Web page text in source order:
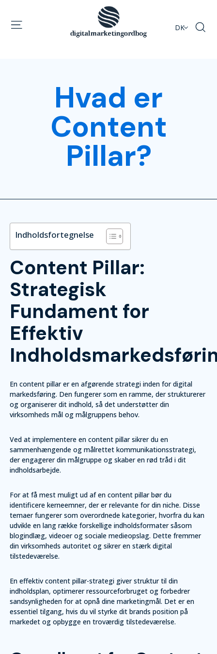
DK
Hvad er
Content
Pillar?
Indholdsfortegnelse
Content Pillar:
Strategisk
Fundament for
Effektiv
En content pillar er en afgørende strategi inden for digital
markedsføring. Den fungerer som en ramme, der strukturerer
og organiserer dit indhold, så det understøtter din
virksomheds mål og målgruppens behov.
Ved at implementere en content pillar sikrer du en
sammenhængende og målrettet kommunikationsstrategi,
der engagerer din målgruppe og skaber en rød tråd i dit
indholdsarbejde.
For at få mest muligt ud af en content pillar bør du
identificere kerneemner, der er relevante for din niche. Disse
temaer fungerer som overordnede kategorier, hvorfra du kan
udvikle en lang række forskellige indholdsformater såsom
blogindlæg, videoer og sociale medieopslag. Dette fremmer
din virksomheds autoritet og sikrer en stærk digital
tilstedeværelse.
En effektiv content pillar-strategi giver struktur til din
indholdsplan, optimerer ressourceforbruget og forbedrer
sandsynligheden for at opnå dine marketingmål. Det er en
essentiel tilgang, hvis du vil styrke dit brands position på
markedet og opbygge en troværdig tilstedeværelse.